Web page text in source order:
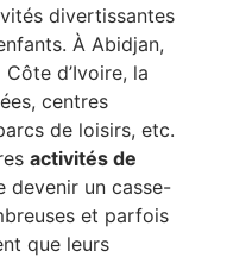
divertissantes
À Abidjan,
d’Ivoire, la
centres
de loisirs, etc.
activités de
devenir un casse-
et parfois
que leurs